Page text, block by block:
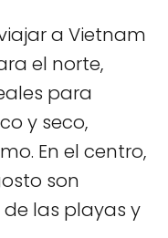
a Vietnam
el norte,
para
y seco,
En el centro,
son
las playas y